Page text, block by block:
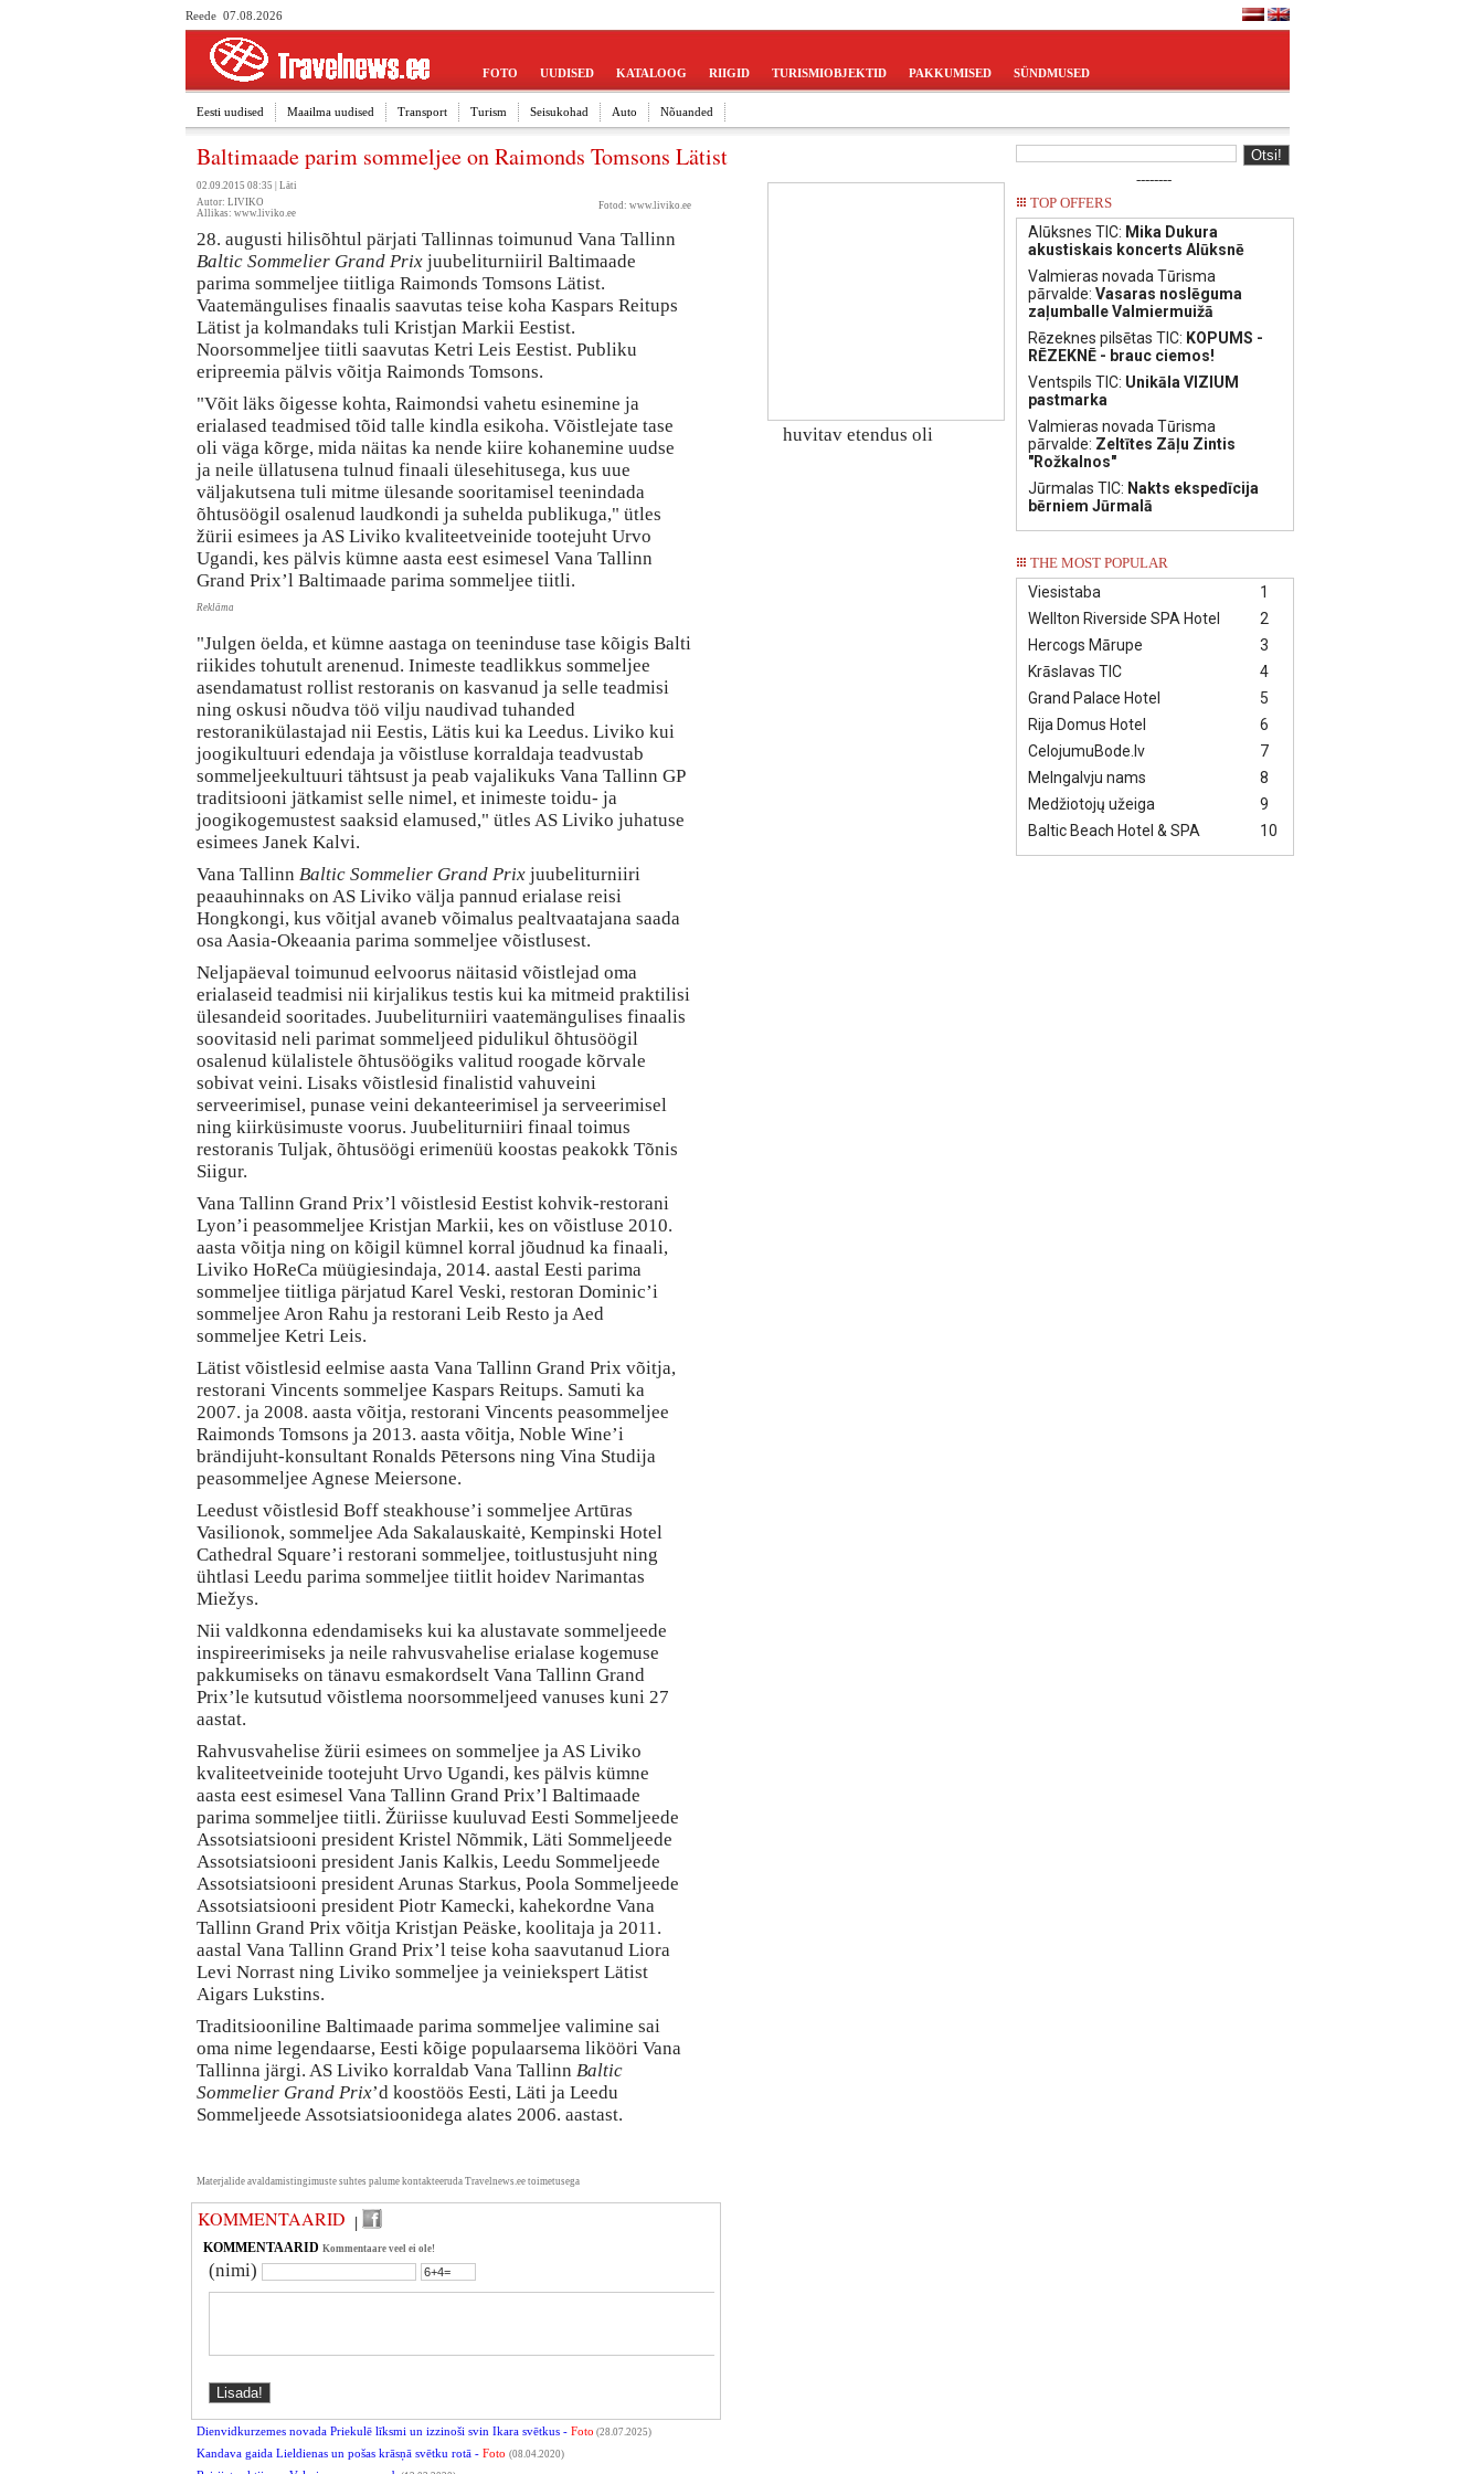
Reede 07.08.2026
FOTO UUDISED KATALOOG RIIGID TURISMIOBJEKTID PAKKUMISED SÜNDMUSED
Eesti uudised Maailma uudised Transport Turism Seisukohad Auto Nõuanded
Baltimaade parim sommeljee on Raimonds Tomsons Lätist
02.09.2015 08:35 | Läti
Fotod: www.liviko.ee
Autor: LIVIKO
Allikas: www.liviko.ee
28. augusti hilisõhtul pärjati Tallinnas toimunud Vana Tallinn
Baltic Sommelier Grand Prix juubeliturniiril Baltimaade
parima sommeljee tiitliga Raimonds Tomsons Lätist.
Vaatemängulises finaalis saavutas teise koha Kaspars Reitups
Lätist ja kolmandaks tuli Kristjan Markii Eestist.
Noorsommeljee tiitli saavutas Ketri Leis Eestist. Publiku
eripreemia pälvis võitja Raimonds Tomsons.
"Võit läks õigesse kohta, Raimondsi vahetu esinemine ja
erialased teadmised tõid talle kindla esikoha. Võistlejate tase
oli väga kõrge, mida näitas ka nende kiire kohanemine uudse
ja neile üllatusena tulnud finaali ülesehitusega, kus uue
väljakutsena tuli mitme ülesande sooritamisel teenindada
õhtusöögil osalenud laudkondi ja suhelda publikuga," ütles
žürii esimees ja AS Liviko kvaliteetveinide tootejuht Urvo
Ugandi, kes pälvis kümne aasta eest esimesel Vana Tallinn
Grand Prix’l Baltimaade parima sommeljee tiitli.
Reklāma
"Julgen öelda, et kümne aastaga on teeninduse tase kõigis Balti
riikides tohutult arenenud. Inimeste teadlikkus sommeljee
asendamatust rollist restoranis on kasvanud ja selle teadmisi
ning oskusi nõudva töö vilju naudivad tuhanded
restoranikülastajad nii Eestis, Lätis kui ka Leedus. Liviko kui
joogikultuuri edendaja ja võistluse korraldaja teadvustab
sommeljeekultuuri tähtsust ja peab vajalikuks Vana Tallinn GP
traditsiooni jätkamist selle nimel, et inimeste toidu- ja
joogikogemustest saaksid elamused," ütles AS Liviko juhatuse
esimees Janek Kalvi.
Vana Tallinn Baltic Sommelier Grand Prix juubeliturniiri
peaauhinnaks on AS Liviko välja pannud erialase reisi
Hongkongi, kus võitjal avaneb võimalus pealtvaatajana saada
osa Aasia-Okeaania parima sommeljee võistlusest.
Neljapäeval toimunud eelvoorus näitasid võistlejad oma
erialaseid teadmisi nii kirjalikus testis kui ka mitmeid praktilisi
ülesandeid sooritades. Juubeliturniiri vaatemängulises finaalis
soovitasid neli parimat sommeljeed pidulikul õhtusöögil
osalenud külalistele õhtusöögiks valitud roogade kõrvale
sobivat veini. Lisaks võistlesid finalistid vahuveini
serveerimisel, punase veini dekanteerimisel ja serveerimisel
ning kiirküsimuste voorus. Juubeliturniiri finaal toimus
restoranis Tuljak, õhtusöögi erimenüü koostas peakokk Tõnis
Siigur.
Vana Tallinn Grand Prix’l võistlesid Eestist kohvik-restorani
Lyon’i peasommeljee Kristjan Markii, kes on võistluse 2010.
aasta võitja ning on kõigil kümnel korral jõudnud ka finaali,
Liviko HoReCa müügiesindaja, 2014. aastal Eesti parima
sommeljee tiitliga pärjatud Karel Veski, restoran Dominic’i
sommeljee Aron Rahu ja restorani Leib Resto ja Aed
sommeljee Ketri Leis.
Lätist võistlesid eelmise aasta Vana Tallinn Grand Prix võitja,
restorani Vincents sommeljee Kaspars Reitups. Samuti ka
2007. ja 2008. aasta võitja, restorani Vincents peasommeljee
Raimonds Tomsons ja 2013. aasta võitja, Noble Wine’i
brändijuht-konsultant Ronalds Pētersons ning Vina Studija
peasommeljee Agnese Meiersone.
Leedust võistlesid Boff steakhouse’i sommeljee Artūras
Vasilionok, sommeljee Ada Sakalauskaitė, Kempinski Hotel
Cathedral Square’i restorani sommeljee, toitlustusjuht ning
ühtlasi Leedu parima sommeljee tiitlit hoidev Narimantas
Miežys.
Nii valdkonna edendamiseks kui ka alustavate sommeljeede
inspireerimiseks ja neile rahvusvahelise erialase kogemuse
pakkumiseks on tänavu esmakordselt Vana Tallinn Grand
Prix’le kutsutud võistlema noorsommeljeed vanuses kuni 27
aastat.
Rahvusvahelise žürii esimees on sommeljee ja AS Liviko
kvaliteetveinide tootejuht Urvo Ugandi, kes pälvis kümne
aasta eest esimesel Vana Tallinn Grand Prix’l Baltimaade
parima sommeljee tiitli. Žüriisse kuuluvad Eesti Sommeljeede
Assotsiatsiooni president Kristel Nõmmik, Läti Sommeljeede
Assotsiatsiooni president Janis Kalkis, Leedu Sommeljeede
Assotsiatsiooni president Arunas Starkus, Poola Sommeljeede
Assotsiatsiooni president Piotr Kamecki, kahekordne Vana
Tallinn Grand Prix võitja Kristjan Peäske, koolitaja ja 2011.
aastal Vana Tallinn Grand Prix’l teise koha saavutanud Liora
Levi Norrast ning Liviko sommeljee ja veiniekspert Lätist
Aigars Lukstins.
Traditsiooniline Baltimaade parima sommeljee valimine sai
oma nime legendaarse, Eesti kõige populaarsema likööri Vana
Tallinna järgi. AS Liviko korraldab Vana Tallinn Baltic
Sommelier Grand Prix’d koostöös Eesti, Läti ja Leedu
Sommeljeede Assotsiatsioonidega alates 2006. aastast.
Materjalide avaldamistingimuste suhtes palume kontakteeruda Travelnews.ee toimetusega
KOMMENTAARID |
KOMMENTAARID Kommentaare veel ei ole!
(nimi)
Dienvidkurzemes novada Priekulē līksmi un izzinoši svin Ikara svētkus - Foto (28.07.2025)
Kandava gaida Lieldienas un pošas krāsņā svētku rotā - Foto (08.04.2020)
huvitav etendus oli
--------
TOP OFFERS
Alūksnes TIC: Mika Dukura
akustiskais koncerts Alūksnē
Valmieras novada Tūrisma
pārvalde: Vasaras noslēguma
zaļumballe Valmiermuižā
Rēzeknes pilsētas TIC: KOPUMS -
RĒZEKNĒ - brauc ciemos!
Ventspils TIC: Unikāla VIZIUM
pastmarka
Valmieras novada Tūrisma
pārvalde: Zeltītes Zāļu Zintis
"Rožkalnos"
Jūrmalas TIC: Nakts ekspedīcija
bērniem Jūrmalā
THE MOST POPULAR
1
Viesistaba
2
Wellton Riverside SPA Hotel
3
Hercogs Mārupe
4
Krāslavas TIC
5
Grand Palace Hotel
6
Rija Domus Hotel
7
CelojumuBode.lv
8
Melngalvju nams
9
Medžiotojų užeiga
10
Baltic Beach Hotel & SPA